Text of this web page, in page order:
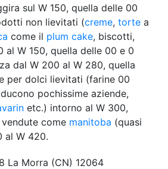
sul W 150, quella delle 00
non lievitati (creme, torte a
come il plum cake, biscotti,
al W 150, quella delle 00 e 0
dal W 200 al W 280, quella
per dolci lievitati (farine 00
pochissime aziende,
etc.) intorno al W 300,
come manitoba (quasi
al W 420.
La Morra (CN) 12064